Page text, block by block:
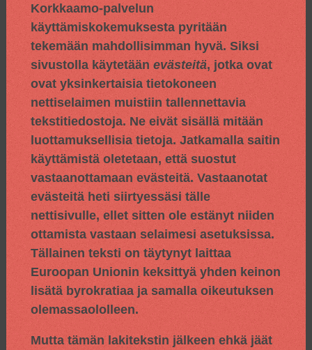
Korkkaamo-palvelun
käyttämiskokemuksesta pyritään
tekemään mahdollisimman hyvä. Siksi
sivustolla käytetään evästeitä, jotka ovat
ovat yksinkertaisia tietokoneen
nettiselaimen muistiin tallennettavia
tekstitiedostoja. Ne eivät sisällä mitään
luottamuksellisia tietoja. Jatkamalla saitin
käyttämistä oletetaan, että suostut
vastaanottamaan evästeitä. Vastaanotat
evästeitä heti siirtyessäsi tälle
nettisivulle, ellet sitten ole estänyt niiden
ottamista vastaan selaimesi asetuksissa.
Tällainen teksti on täytynyt laittaa
Euroopan Unionin keksittyä yhden keinon
lisätä byrokratiaa ja samalla oikeutuksen
olemassaololleen.
Mutta tämän lakitekstin jälkeen ehkä jäät